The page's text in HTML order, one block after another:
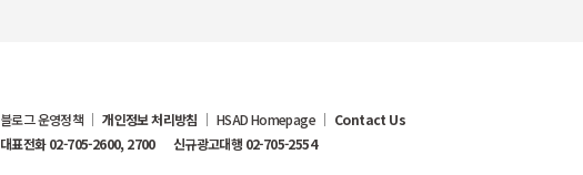
블로그 운영정책 개인정보 처리방침 HSAD Homepage
Contact Us
대표전화 02-705-2600, 2700
신규광고대행 02-705-2554